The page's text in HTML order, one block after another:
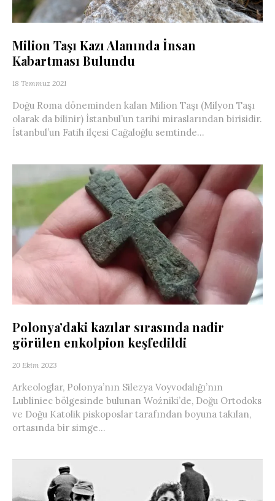
Milion Taşı Kazı Alanında İnsan
Kabartması Bulundu
18 Temmuz 2021
Doğu Roma döneminden kalan Milion Taşı (Milyon Taşı
olarak da bilinir) İstanbul’un tarihi miraslarından birisidir.
İstanbul’un Fatih ilçesi Cağaloğlu semtinde...
Polonya’daki kazılar sırasında nadir
görülen enkolpion keşfedildi
20 Ekim 2023
Arkeologlar, Polonya’nın Silezya Voyvodalığı’nın
Lubliniec bölgesinde bulunan Woźniki’de, Doğu Ortodoks
ve Doğu Katolik piskoposlar tarafından boyuna takılan,
ortasında bir simge...